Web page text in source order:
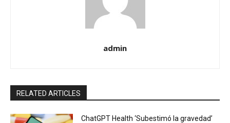
admin
RELATED ARTICLES
ChatGPT Health ‘Subestimó la gravedad’